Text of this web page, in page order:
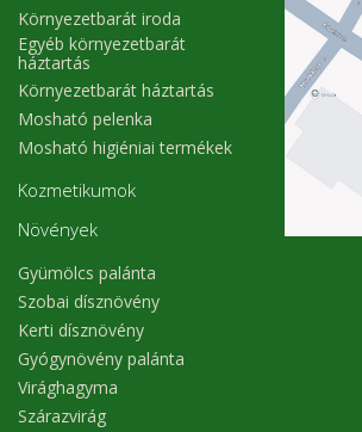
Környezetbarát iroda
Egyéb környezetbarát
háztartás
Környezetbarát háztartás
Mosható pelenka
Mosható higiéniai termékek
Kozmetikumok
Növények
Gyümölcs palánta
Szobai dísznövény
Kerti dísznövény
Gyógynövény palánta
Virághagyma
Szárazvirág